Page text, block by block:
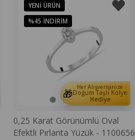
🎁 Her Alışverişinize
Doğum Taşlı Kolye
Hediye
0,25 Karat Görünümlü Oval
Efektli Pırlanta Yüzük - 1100656
YENI ÜRÜN
%45 İNDIRIM